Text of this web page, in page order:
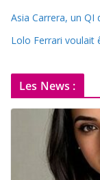
Asia Carrera, un QI
Lolo Ferrari voulait
Les News :